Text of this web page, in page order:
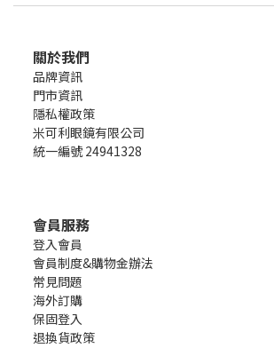
關於我們
品牌資訊
門市資訊
隱私權政策
米可利眼鏡有限公司
統一編號 24941328
會員服務
登入會員
會員制度&購物金辦法
常見問題
海外訂購
保固登入
退換貨政策